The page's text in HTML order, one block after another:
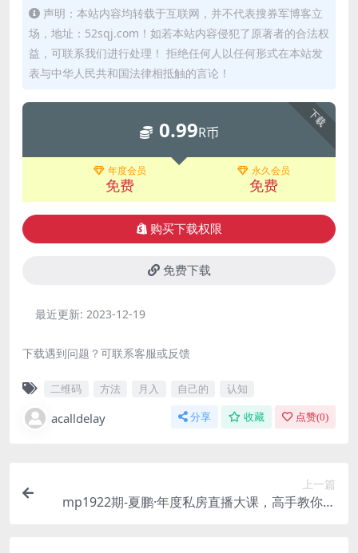
声明：本站内容均转载于互联网，并不代表搜券军博客立
场，地址：52sqj.com！如若本站内容侵犯了原著者的合法权
益，可联系我们进行处理！ 拒绝任何人以任何形式在本站发
表与中华人民共和国法律相抵触的言论！
下载
0.99R币
年度会员
免费
永久会员
免费
购买下载权限
免费下载
最近更新: 2023-12-19
下载遇到问题？可联系客服或反馈
二维码 方法 月入 自己的 认知
acalldelay 分享 收藏 点赞(0)
上一篇
mp1922期-夏鹏·年度私房直播大课，高手教你看